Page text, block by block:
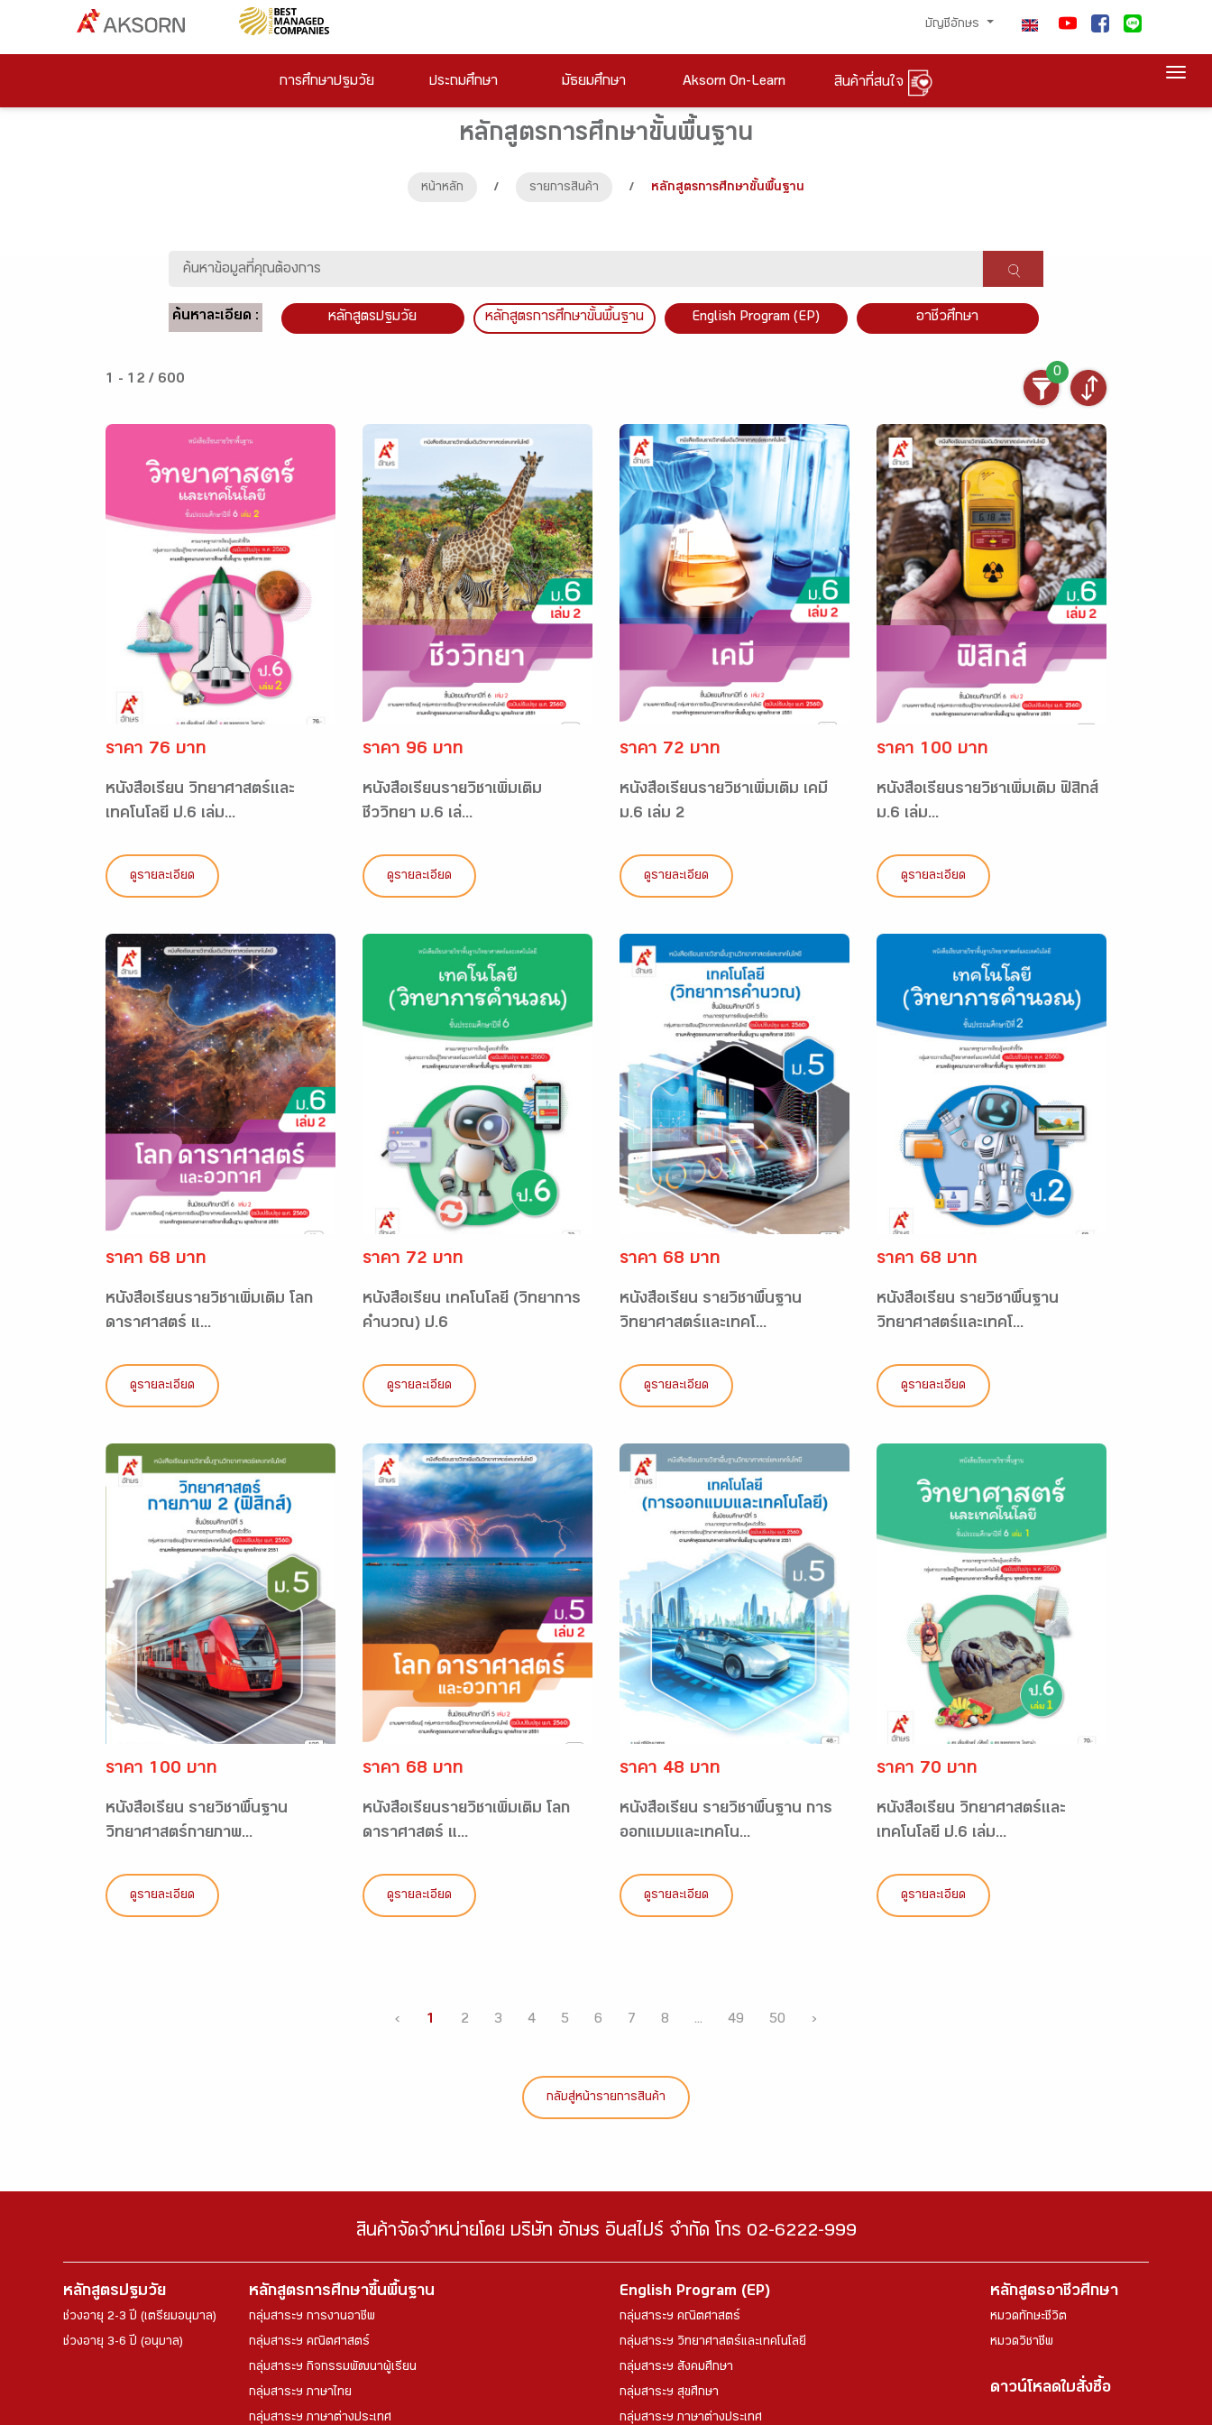
บัญชีอักษร
การศึกษาปฐมวัย ประถมศึกษา มัธยมศึกษา Aksorn On-Learn สินค้าที่สนใจ
หลักสูตรการศึกษาขั้นพื้นฐาน
หน้าหลัก / รายการสินค้า / หลักสูตรการศึกษาขั้นพื้นฐาน
ค้นหาละเอียด : หลักสูตรปฐมวัย หลักสูตรการศึกษาขั้นพื้นฐาน English Program (EP) อาชีวศึกษา
1 - 12 / 600
0
ราคา 76 บาท
หนังสือเรียน วิทยาศาสตร์และ
เทคโนโลยี ป.6 เล่ม...
ดูรายละเอียด
ราคา 96 บาท
หนังสือเรียนรายวิชาเพิ่มเติม
ชีววิทยา ม.6 เล่...
ดูรายละเอียด
ราคา 72 บาท
หนังสือเรียนรายวิชาเพิ่มเติม เคมี
ม.6 เล่ม 2
ดูรายละเอียด
ราคา 100 บาท
หนังสือเรียนรายวิชาเพิ่มเติม ฟิสิกส์
ม.6 เล่ม...
ดูรายละเอียด
ราคา 68 บาท
หนังสือเรียนรายวิชาเพิ่มเติม โลก
ดาราศาสตร์ แ...
ดูรายละเอียด
ราคา 72 บาท
หนังสือเรียน เทคโนโลยี (วิทยาการ
คำนวณ) ป.6
ดูรายละเอียด
ราคา 68 บาท
หนังสือเรียน รายวิชาพื้นฐาน
วิทยาศาสตร์และเทคโ...
ดูรายละเอียด
ราคา 68 บาท
หนังสือเรียน รายวิชาพื้นฐาน
วิทยาศาสตร์และเทคโ...
ดูรายละเอียด
ราคา 100 บาท
หนังสือเรียน รายวิชาพื้นฐาน
วิทยาศาสตร์กายภาพ...
ดูรายละเอียด
ราคา 68 บาท
หนังสือเรียนรายวิชาเพิ่มเติม โลก
ดาราศาสตร์ แ...
ดูรายละเอียด
ราคา 48 บาท
หนังสือเรียน รายวิชาพื้นฐาน การ
ออกแบบและเทคโน...
ดูรายละเอียด
ราคา 70 บาท
หนังสือเรียน วิทยาศาสตร์และ
เทคโนโลยี ป.6 เล่ม...
ดูรายละเอียด
‹ 1 2 3 4 5 6 7 8 ... 49 50 ›
กลับสู่หน้ารายการสินค้า
สินค้าจัดจำหน่ายโดย บริษัท อักษร อินสไปร์ จำกัด โทร 02-6222-999
หลักสูตรปฐมวัย
ช่วงอายุ 2-3 ปี (เตรียมอนุบาล)
ช่วงอายุ 3-6 ปี (อนุบาล)
หลักสูตรการศึกษาขึ้นพื้นฐาน
กลุ่มสาระฯ การงานอาชีพ
กลุ่มสาระฯ คณิตศาสตร์
กลุ่มสาระฯ กิจกรรมพัฒนาผู้เรียน
กลุ่มสาระฯ ภาษาไทย
กลุ่มสาระฯ ภาษาต่างประเทศ
English Program (EP)
กลุ่มสาระฯ คณิตศาสตร์
กลุ่มสาระฯ วิทยาศาสตร์และเทคโนโลยี
กลุ่มสาระฯ สังคมศึกษา
กลุ่มสาระฯ สุขศึกษา
กลุ่มสาระฯ ภาษาต่างประเทศ
หลักสูตรอาชีวศึกษา
หมวดทักษะชีวิต
หมวดวิชาชีพ
ดาวน์โหลดใบสั่งซื้อ